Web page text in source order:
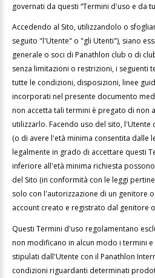
governati da questi “Termini d'uso e da
Accedendo al Sito, utilizzandolo o
seguito "l'Utente" o "gli Utenti"), siano
generale o soci di Panathlon club o di
senza limitazioni o restrizioni, i seguenti
tutte le condizioni, disposizioni, linee
incorporati nel presente documento
non accetta tali termini è pregato di non
utilizzarlo. Facendo uso del sito, l'Utente
(o di avere l'età minima consentita dalle
legalmente in grado di accettare questi
inferiore all'età minima richiesta
del Sito (in conformità con le leggi
solo con l'autorizzazione di un genitore
account creato e registrato dal genitore
Questi Termini d'uso regolamentano
non modificano in alcun modo i termini
stipulati dall'Utente con il Panathlon
condizioni riguardanti determinati